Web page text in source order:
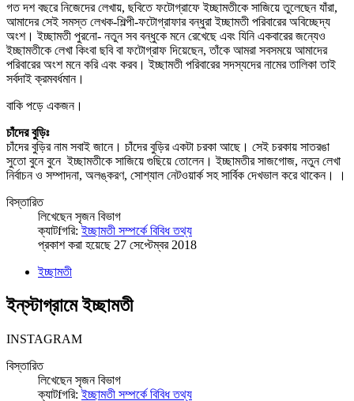
গত দশ বছরে নিজেদের লেখায়, ছবিতে ফটোগ্রাফে ইচ্ছামতীকে সাজিয়ে তুলেছেন যাঁরা,
আমাদের সেই সমস্ত লেখক-শিল্পী-ফটোগ্রাফার বন্ধুরা ইচ্ছামতী পরিবারের অবিচ্ছেদ্য
অংশ। ইচ্ছামতী পুরনো- নতুন সব বন্ধুকে মনে রেখেছে এবং যিনি একবারের জন্যেও
ইচ্ছামতীকে লেখা কিংবা ছবি বা ফটোগ্রাফ দিয়েছেন, তাঁকে আমরা সবসময়ে আমাদের
পরিবারের অংশ মনে করি এবং করব। ইচ্ছামতী পরিবারের সদস্যদের নামের তালিকা তাই
সর্বদাই ক্রমবর্ধমান।
বাকি পড়ে একজন।
চাঁদের বুড়িঃ
চাঁদের বুড়ির নাম সবাই জানে। চাঁদের বুড়ির একটা চরকা আছে। সেই চরকায় সাতরঙা
সুতো বুনে বুনে ইচ্ছামতীকে সাজিয়ে গুছিয়ে তোলেন। ইচ্ছামতীর সাজগোজ, নতুন লেখা
নির্বাচন ও সম্পাদনা, অলঙ্করণ, সোশ্যাল নেটওয়ার্ক সহ সার্বিক দেখভাল করে থাকেন। ।
বিস্তারিত
লিখেছেনসৃজন বিভাগ
ক্যাটfগরি:ইচ্ছামতী সম্পর্কে বিবিধ তথ্য
প্রকাশ করা হয়েছে 27 সেপ্টেম্বর 2018
ইচ্ছামতী
ইন্‌স্টাগ্রামে ইচ্ছামতী
INSTAGRAM
বিস্তারিত
লিখেছেনসৃজন বিভাগ
ক্যাটfগরি:ইচ্ছামতী সম্পর্কে বিবিধ তথ্য